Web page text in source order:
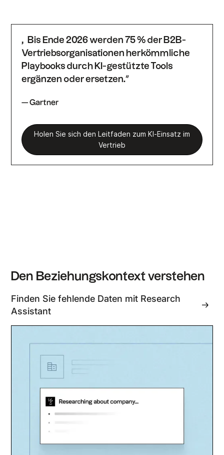
„Bis Ende 2026 werden 75 % der B2B-
Vertriebsorganisationen herkömmliche
Playbooks durch KI-gestützte Tools
ergänzen oder ersetzen.“
— Gartner
Holen Sie sich den Leitfaden zum KI-Einsatz im
Vertrieb
Finden Sie fehlende Daten mit Research
Assistant
Den Beziehungskontext verstehen